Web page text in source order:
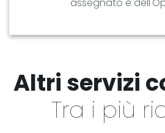
Altri servizi
Tra i più